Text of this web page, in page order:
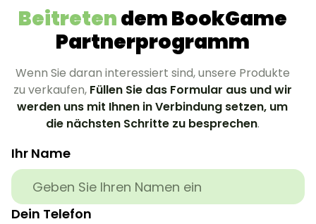
Beitretendem BookGame
Partnerprogramm
Wenn Sie daran interessiert sind, unsere Produkte
zu verkaufen, Füllen Sie das Formular aus und wir
werden uns mit Ihnen in Verbindung setzen, um
die nächsten Schritte zu besprechen.
Ihr Name
Dein Telefon